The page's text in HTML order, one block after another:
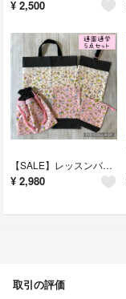
¥ 2,500
【SALE】レッスンバッグ・シューズ入れ・体操着袋・ランチョンマット・コップ袋
¥ 2,980
取引の評価